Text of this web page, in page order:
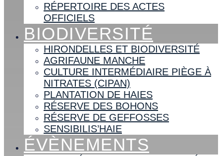
RÉPERTOIRE DES ACTES
OFFICIELS
BIODIVERSITÉ
HIRONDELLES ET BIODIVERSITÉ
AGRIFAUNE MANCHE
CULTURE INTERMÉDIAIRE PIÈGE À
NITRATES (CIPAN)
PLANTATION DE HAIES
RÉSERVE DES BOHONS
RÉSERVE DE GEFFOSSES
SENSIBILIS’HAIE
ÉVÈNEMENTS